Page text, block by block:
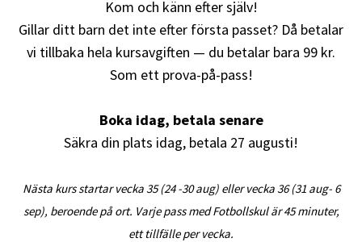
Kom och känn efter själv!
Gillar ditt barn det inte efter första passet? Då betalar
vi tillbaka hela kursavgiften — du betalar bara 99 kr.
Som ett prova-på-pass!
Boka idag, betala senare
Säkra din plats idag, betala 27 augusti!
Nästa kurs startar vecka 35 (24 -30 aug) eller vecka 36 (31 aug- 6
sep), beroende på ort. Varje pass med Fotbollskul är 45 minuter,
ett tillfälle per vecka.